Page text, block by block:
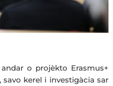
o projèkto Erasmus+
savo kerel i investigàcia sar